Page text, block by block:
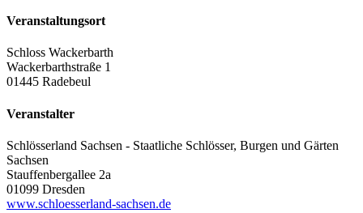
Veranstaltungsort
Schloss Wackerbarth
Wackerbarthstraße 1
01445 Radebeul
Veranstalter
Schlösserland Sachsen - Staatliche Schlösser, Burgen und Gärten
Sachsen
Stauffenbergallee 2a
01099 Dresden
www.schloesserland-sachsen.de